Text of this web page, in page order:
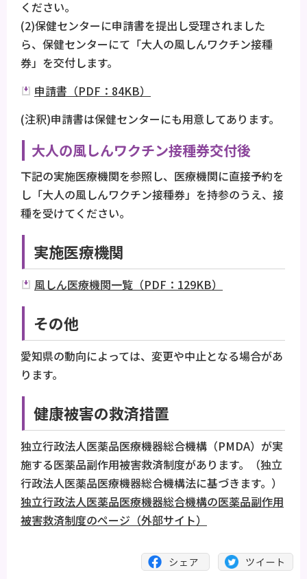
ください。
(2)保健センターに申請書を提出し受理されました
ら、保健センターにて「大人の風しんワクチン接種
券」を交付します。
申請書（PDF：84KB）
(注釈)申請書は保健センターにも用意してあります。
大人の風しんワクチン接種券交付後
下記の実施医療機関を参照し、医療機関に直接予約を
し「大人の風しんワクチン接種券」を持参のうえ、接
種を受けてください。
実施医療機関
風しん医療機関一覧（PDF：129KB）
その他
愛知県の動向によっては、変更や中止となる場合があ
ります。
健康被害の救済措置
独立行政法人医薬品医療機器総合機構（PMDA）が実
施する医薬品副作用被害救済制度があります。（独立
行政法人医薬品医療機器総合機構法に基づきます。）
独立行政法人医薬品医療機器総合機構の医薬品副作用
被害救済制度のページ（外部サイト）